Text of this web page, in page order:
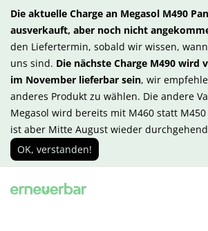
Die aktuelle Charge an Megasol M490
ausverkauft, aber noch nicht
den Liefertermin, sobald wir wissen,
uns sind. Die nächste Charge M490 wird
im November lieferbar sein, wir
anderes Produkt zu wählen. Die andere
Megasol wird bereits mit M460 statt
ist aber Mitte August wieder
OK, verstanden!